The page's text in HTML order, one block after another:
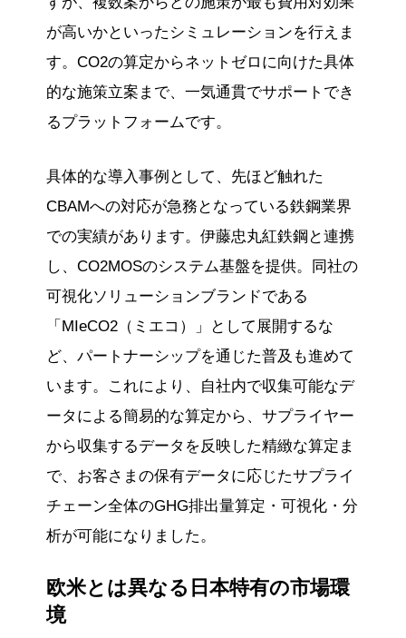
が高いかといったシミュレーションを行えま
す。CO2の算定からネットゼロに向けた具体
的な施策立案まで、一気通貫でサポートでき
るプラットフォームです。
具体的な導入事例として、先ほど触れた
CBAMへの対応が急務となっている鉄鋼業界
での実績があります。伊藤忠丸紅鉄鋼と連携
し、CO2MOSのシステム基盤を提供。同社の
可視化ソリューションブランドである
「MIeCO2（ミエコ）」として展開するな
ど、パートナーシップを通じた普及も進めて
います。これにより、自社内で収集可能なデ
ータによる簡易的な算定から、サプライヤー
から収集するデータを反映した精緻な算定ま
で、お客さまの保有データに応じたサプライ
チェーン全体のGHG排出量算定・可視化・分
析が可能になりました。
欧米とは異なる日本特有の市場環
境